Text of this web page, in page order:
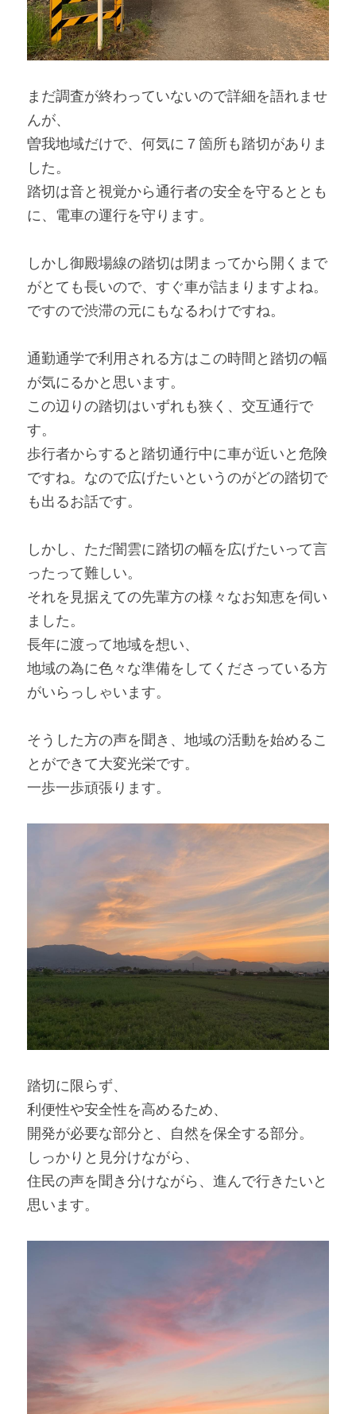
まだ調査が終わっていないので詳細を語れませ
んが、
曽我地域だけで、何気に７箇所も踏切がありま
した。
踏切は音と視覚から通行者の安全を守るととも
に、電車の運行を守ります。
しかし御殿場線の踏切は閉まってから開くまで
がとても長いので、すぐ車が詰まりますよね。
ですので渋滞の元にもなるわけですね。
通勤通学で利用される方はこの時間と踏切の幅
が気にるかと思います。
この辺りの踏切はいずれも狭く、交互通行で
す。
歩行者からすると踏切通行中に車が近いと危険
ですね。なので広げたいというのがどの踏切で
も出るお話です。
しかし、ただ闇雲に踏切の幅を広げたいって言
ったって難しい。
それを見据えての先輩方の様々なお知恵を伺い
ました。
長年に渡って地域を想い、
地域の為に色々な準備をしてくださっている方
がいらっしゃいます。
そうした方の声を聞き、地域の活動を始めるこ
とができて大変光栄です。
一歩一歩頑張ります。
踏切に限らず、
利便性や安全性を高めるため、
開発が必要な部分と、自然を保全する部分。
しっかりと見分けながら、
住民の声を聞き分けながら、進んで行きたいと
思います。